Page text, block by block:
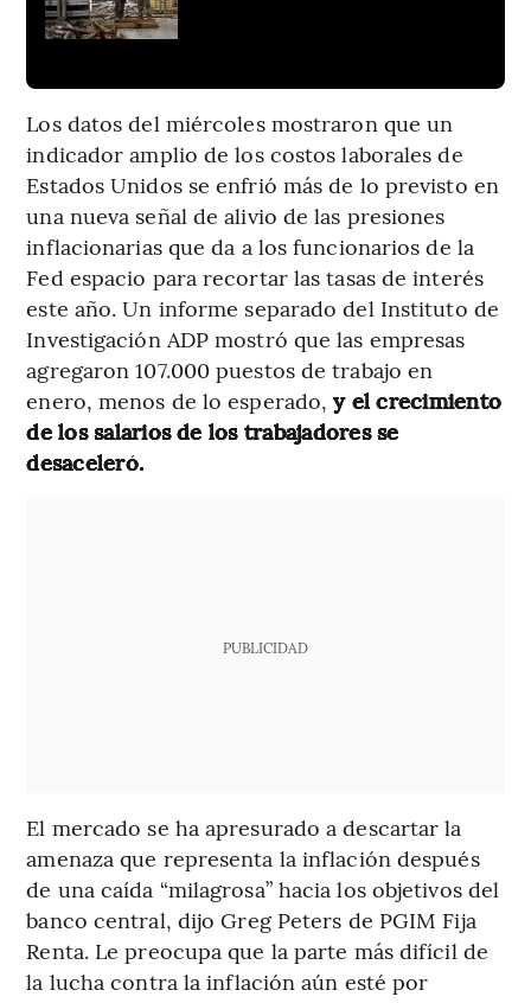
Los datos del miércoles mostraron que un
indicador amplio de los costos laborales de
Estados Unidos se enfrió más de lo previsto en
una nueva señal de alivio de las presiones
inflacionarias que da a los funcionarios de la
Fed espacio para recortar las tasas de interés
este año. Un informe separado del Instituto de
Investigación ADP mostró que las empresas
agregaron 107.000 puestos de trabajo en
enero, menos de lo esperado,y el crecimiento
de los salarios de los trabajadores se
desaceleró.
PUBLICIDAD
El mercado se ha apresurado a descartar la
amenaza que representa la inflación después
de una caída “milagrosa” hacia los objetivos del
banco central, dijo Greg Peters de PGIM Fija
Renta. Le preocupa que la parte más difícil de
la lucha contra la inflación aún esté por